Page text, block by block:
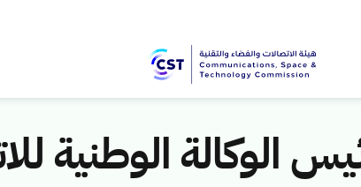
الوكالة الوطنية